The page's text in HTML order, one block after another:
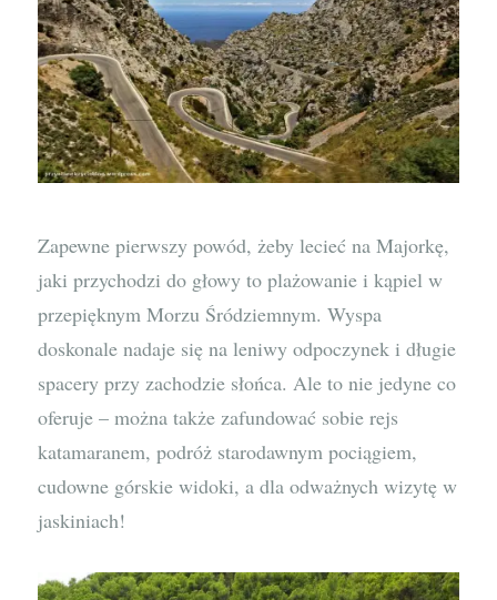
Zapewne pierwszy powód, żeby lecieć na Majorkę,
jaki przychodzi do głowy to plażowanie i kąpiel w
przepięknym Morzu Śródziemnym. Wyspa
doskonale nadaje się na leniwy odpoczynek i długie
spacery przy zachodzie słońca. Ale to nie jedyne co
oferuje – można także zafundować sobie rejs
katamaranem, podróż starodawnym pociągiem,
cudowne górskie widoki, a dla odważnych wizytę w
jaskiniach!